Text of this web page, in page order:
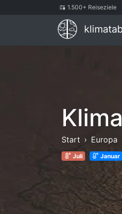
1.500+ Reiseziele
Start Europa
Juli Januar